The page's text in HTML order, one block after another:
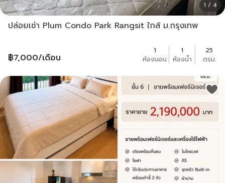
1 / 4
ปล่อยเช่า Plum Condo Park Rangsit ใกล้ ม.กรุงเทพ
฿7,000/เดือน
1
ห้องนอน
1
ห้องน้ำ
25
ตรม.